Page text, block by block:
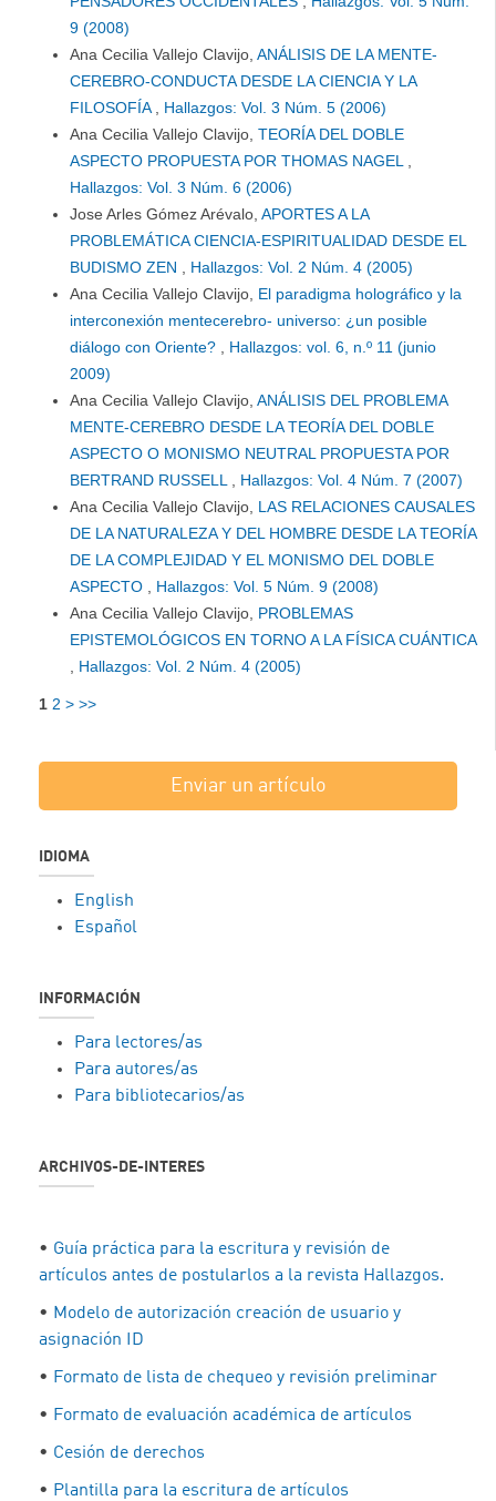
9 (2008)
Ana Cecilia Vallejo Clavijo, ANÁLISIS DE LA MENTE-
CEREBRO-CONDUCTA DESDE LA CIENCIA Y LA
FILOSOFÍA
Hallazgos: Vol. 3 Núm. 5 (2006)
Ana Cecilia Vallejo Clavijo, TEORÍA DEL DOBLE
ASPECTO PROPUESTA POR THOMAS NAGEL
Hallazgos: Vol. 3 Núm. 6 (2006)
Jose Arles Gómez Arévalo, APORTES A LA
PROBLEMÁTICA CIENCIA-ESPIRITUALIDAD DESDE EL
BUDISMO ZEN
Hallazgos: Vol. 2 Núm. 4 (2005)
Ana Cecilia Vallejo Clavijo, El paradigma holográfico y la
interconexión mentecerebro- universo: ¿un posible
diálogo con Oriente?
Hallazgos: vol. 6, n.º 11 (junio
2009)
Ana Cecilia Vallejo Clavijo, ANÁLISIS DEL PROBLEMA
MENTE-CEREBRO DESDE LA TEORÍA DEL DOBLE
ASPECTO O MONISMO NEUTRAL PROPUESTA POR
BERTRAND RUSSELL
Hallazgos: Vol. 4 Núm. 7 (2007)
Ana Cecilia Vallejo Clavijo, LAS RELACIONES CAUSALES
DE LA NATURALEZA Y DEL HOMBRE DESDE LA TEORÍA
DE LA COMPLEJIDAD Y EL MONISMO DEL DOBLE
ASPECTO
Hallazgos: Vol. 5 Núm. 9 (2008)
Ana Cecilia Vallejo Clavijo, PROBLEMAS
EPISTEMOLÓGICOS EN TORNO A LA FÍSICA CUÁNTICA
Hallazgos: Vol. 2 Núm. 4 (2005)
1 2 > >>
Enviar un artículo
IDIOMA
English
Español
INFORMACIÓN
Para lectores/as
Para autores/as
Para bibliotecarios/as
ARCHIVOS-DE-INTERES
• Guía práctica para la escritura y revisión de
artículos antes de postularlos a la revista Hallazgos.
• Modelo de autorización creación de usuario y
asignación ID
• Formato de lista de chequeo y revisión preliminar
• Formato de evaluación académica de artículos
• Cesión de derechos
• Plantilla para la escritura de artículos